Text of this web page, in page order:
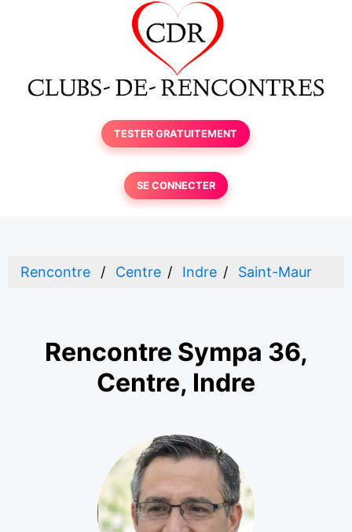
TESTER GRATUITEMENT
SE CONNECTER
Rencontre Centre Indre Saint-Maur
Rencontre Sympa 36,
Centre, Indre